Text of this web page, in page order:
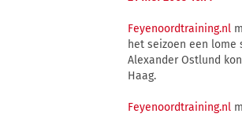
Feyenoordtraining.nl
het seizoen een
Alexander Ostlund
Haag.
Feyenoordtraining.nl